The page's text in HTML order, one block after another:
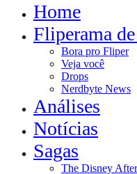
Home
Fliperama
Bora pro Fliper
Veja você
Drops
Nerdbyte News
Análises
Notícias
Sagas
The Disney